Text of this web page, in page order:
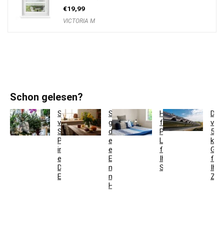
€19,99
VICTORIA M
Schon gelesen?
So
verwandeln
Sie
Pflanzgefäße
in
einzigartige
Deko-
Elemente
So
gestaltest
du
ein
einladendes
Esszimmer
mit
modernen
Holzmöbeln
Hotelbettwäsche
für
Privatkunden:
Luxus
für
Ihr
Schlafzimmer
5
für
Ihr